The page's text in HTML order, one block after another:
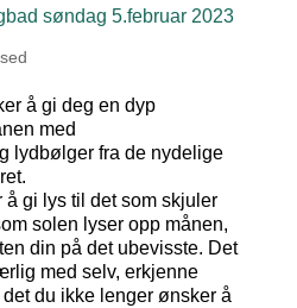
søndag 5.februar 2023
å gi deg en dyp
med
lydbølger fra de nydelige
å gi lys til det som skjuler
solen lyser opp månen,
din på det ubevisste. Det
med selv, erkjenne
du ikke lenger ønsker å